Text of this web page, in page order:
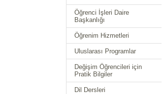
Öğrenci İşleri Daire
Başkanlığı
Öğrenim Hizmetleri
Uluslarası Programlar
Değişim Öğrencileri için
Pratik Bilgiler
Dil Dersleri